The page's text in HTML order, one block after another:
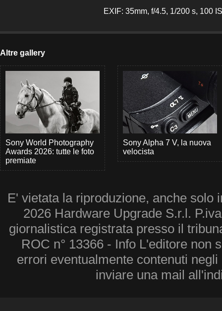
EXIF: 35mm, f/4.5, 1/200 s, 100
Altre gallery
Sony World Photography
Awards 2026: tutte le foto
premiate
Sony Alpha 7 V, la nuova
velocista
E' vietata la riproduzione, anche solo
2026 Hardware Upgrade S.r.l.
giornalistica registrata presso il
ROC n° 13366 - Info L'editore non
errori eventualmente contenuti
inviare una mail